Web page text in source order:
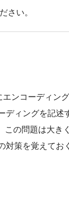
さい。
ンコーディン
ディングを記述
この問題は大き
対策を覚えてお